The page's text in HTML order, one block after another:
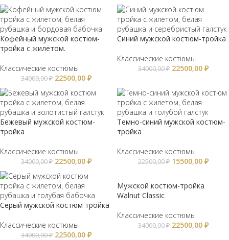
Кофейный мужской костюм-
тройка с жилетом.
Классические костюмы
34000,00₽ 22500,00 ₽
Синий мужской костюм-тройка
Классические костюмы
34000,00₽ 22500,00 ₽
Бежевый мужской костюм-
тройка
Классические костюмы
34000,00₽ 22500,00 ₽
Темно-синий мужской костюм-
тройка
Классические костюмы
22500,00₽ 15500,00 ₽
Серый мужской костюм тройка
Классические костюмы
34000,00₽ 22500,00 ₽
Мужской костюм-тройка
Walnut Classic
Классические костюмы
34000,00₽ 22500,00 ₽